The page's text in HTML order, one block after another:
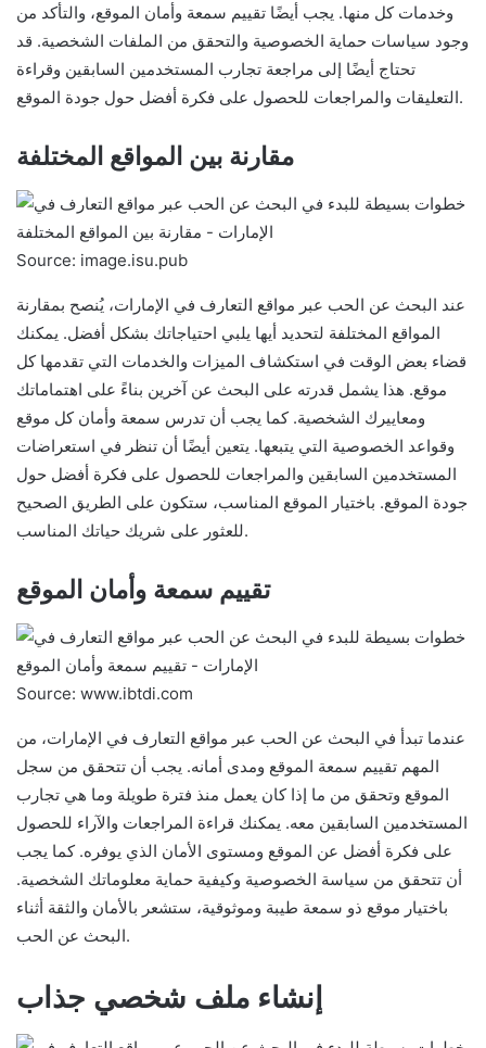
وخدمات كل منها. يجب أيضًا تقييم سمعة وأمان الموقع، والتأكد من
وجود سياسات حماية الخصوصية والتحقق من الملفات الشخصية. قد
تحتاج أيضًا إلى مراجعة تجارب المستخدمين السابقين وقراءة
التعليقات والمراجعات للحصول على فكرة أفضل حول جودة الموقع.
مقارنة بين المواقع المختلفة
Source: image.isu.pub
عند البحث عن الحب عبر مواقع التعارف في الإمارات، يُنصح بمقارنة
المواقع المختلفة لتحديد أيها يلبي احتياجاتك بشكل أفضل. يمكنك
قضاء بعض الوقت في استكشاف الميزات والخدمات التي تقدمها كل
موقع. هذا يشمل قدرته على البحث عن آخرين بناءً على اهتماماتك
ومعاييرك الشخصية. كما يجب أن تدرس سمعة وأمان كل موقع
وقواعد الخصوصية التي يتبعها. يتعين أيضًا أن تنظر في استعراضات
المستخدمين السابقين والمراجعات للحصول على فكرة أفضل حول
جودة الموقع. باختيار الموقع المناسب، ستكون على الطريق الصحيح
للعثور على شريك حياتك المناسب.
تقييم سمعة وأمان الموقع
Source: www.ibtdi.com
عندما تبدأ في البحث عن الحب عبر مواقع التعارف في الإمارات، من
المهم تقييم سمعة الموقع ومدى أمانه. يجب أن تتحقق من سجل
الموقع وتحقق من ما إذا كان يعمل منذ فترة طويلة وما هي تجارب
المستخدمين السابقين معه. يمكنك قراءة المراجعات والآراء للحصول
على فكرة أفضل عن الموقع ومستوى الأمان الذي يوفره. كما يجب
أن تتحقق من سياسة الخصوصية وكيفية حماية معلوماتك الشخصية.
باختيار موقع ذو سمعة طيبة وموثوقية، ستشعر بالأمان والثقة أثناء
البحث عن الحب.
إنشاء ملف شخصي جذاب